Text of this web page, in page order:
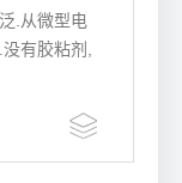
.从微型电
有胶粘剂,